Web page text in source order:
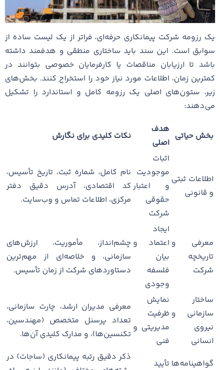
یک رزومه شرکت پیمانکاری حرفه‌ای، فراتر از یک لیست ساده از
سوابق است. این سند باید ساختاری منطقی و هدفمند داشته
باشد تا ارزیابان مناقصات یا کارفرمایان خصوصی بتوانند در
کمترین زمان، اطلاعات مورد نیاز خود را استخراج کنند. بخش‌های
زیر، ستون‌های اصلی یک رزومه کامل و استاندارد را تشکیل
می‌دهند:
بخش حیاتی
هدف
اصلی
نکات کلیدی برای نگارش
اطلاعات ثبتی
و قانونی
اثبات
موجودیت
و اعتبار
حقوقی
شرکت
نام کامل، شماره ثبت، تاریخ تأسیس،
کد اقتصادی، آدرس دقیق دفتر
مرکزی، اطلاعات تماس و وب‌سایت.
معرفی و
تاریخچه
شرکت
ایجاد
اعتماد و
بیان
فلسفه
وجودی
چشم‌انداز، مأموریت، ارزش‌های
سازمانی، و خلاصه‌ای از مهم‌ترین
دستاوردهای شرکت از زمان تأسیس.
ساختار
سازمانی و
نیروی
انسانی
نمایش
ظرفیت
مدیریتی و
فنی
معرفی مدیران ارشد، چارت سازمانی،
تعداد پرسنل متخصص (مهندسین،
تکنسین‌ها)، و مدارک کلیدی آن‌ها.
گواهینامه‌ها تأیید
ذکر دقیق رتبه پیمانکاری (ساجات) در